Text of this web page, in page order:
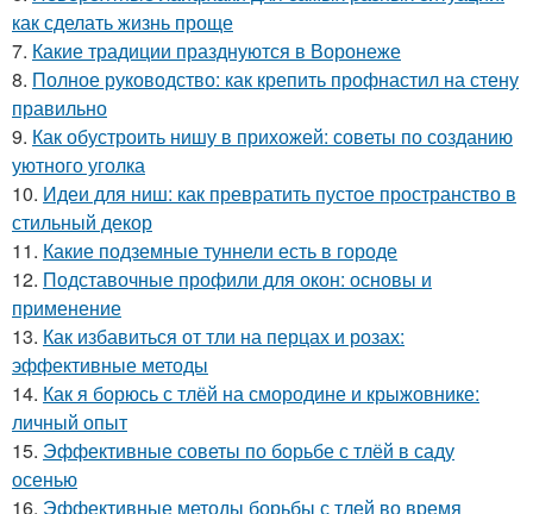
как сделать жизнь проще
7. Какие традиции празднуются в Воронеже
8. Полное руководство: как крепить профнастил на стену
правильно
9. Как обустроить нишу в прихожей: советы по созданию
уютного уголка
10. Идеи для ниш: как превратить пустое пространство в
стильный декор
11. Какие подземные туннели есть в городе
12. Подставочные профили для окон: основы и
применение
13. Как избавиться от тли на перцах и розах:
эффективные методы
14. Как я борюсь с тлёй на смородине и крыжовнике:
личный опыт
15. Эффективные советы по борьбе с тлёй в саду
осенью
16. Эффективные методы борьбы с тлей во время